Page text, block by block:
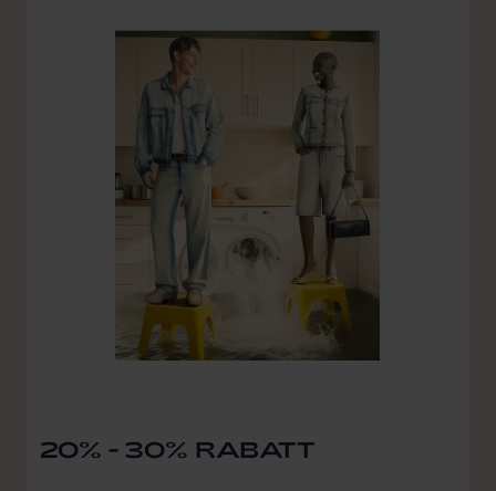
20% - 30% RABATT